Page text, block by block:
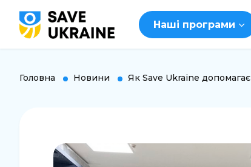
Наші програми
Головна Новини Як Save Ukraine